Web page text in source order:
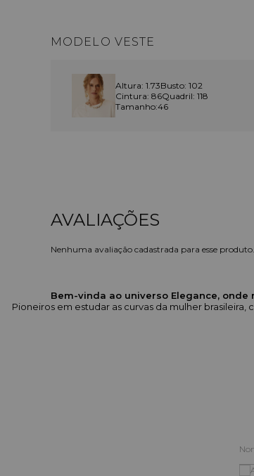
MODELO VESTE
Altura: 1.73Busto: 102
Cintura: 86Quadril: 118
Tamanho:46
Nenhuma avaliação cadastrada para esse produto.
Bem-vinda ao universo Elegance,
Pioneiros em estudar as curvas da mulher